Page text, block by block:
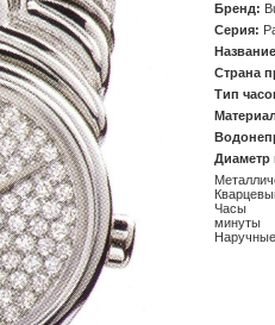
Бренд:
Серия:
Страна
Тип
Диаметр
Часы
минуты